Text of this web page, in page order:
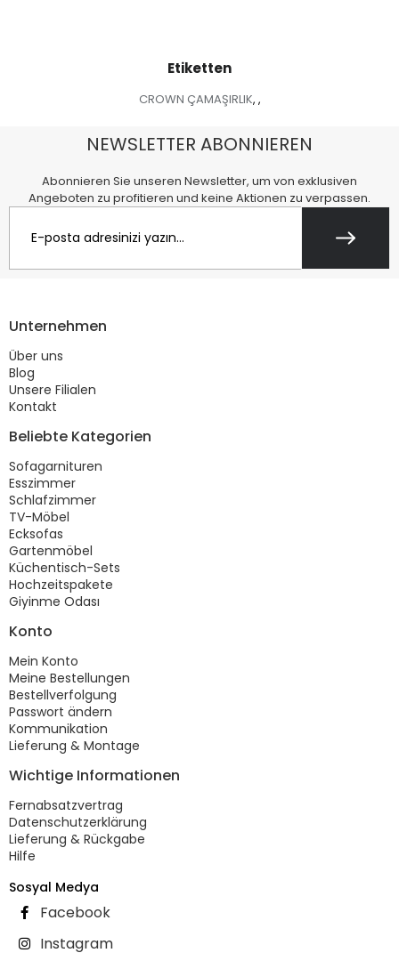
Etiketten
CROWN ÇAMAŞIRLIK, ,
NEWSLETTER ABONNIEREN
Abonnieren Sie unseren Newsletter, um von exklusiven
Angeboten zu profitieren und keine Aktionen zu verpassen.
Unternehmen
Über uns
Blog
Unsere Filialen
Kontakt
Beliebte Kategorien
Sofagarnituren
Esszimmer
Schlafzimmer
TV-Möbel
Ecksofas
Gartenmöbel
Küchentisch-Sets
Hochzeitspakete
Giyinme Odası
Konto
Mein Konto
Meine Bestellungen
Bestellverfolgung
Passwort ändern
Kommunikation
Lieferung & Montage
Wichtige Informationen
Fernabsatzvertrag
Datenschutzerklärung
Lieferung & Rückgabe
Hilfe
Sosyal Medya
Facebook
Instagram